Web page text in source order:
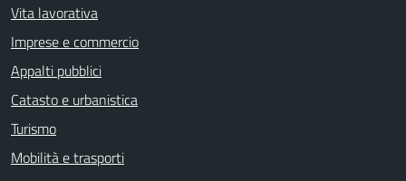
Vita lavorativa
Imprese e commercio
Appalti pubblici
Catasto e urbanistica
Turismo
Mobilità e trasporti